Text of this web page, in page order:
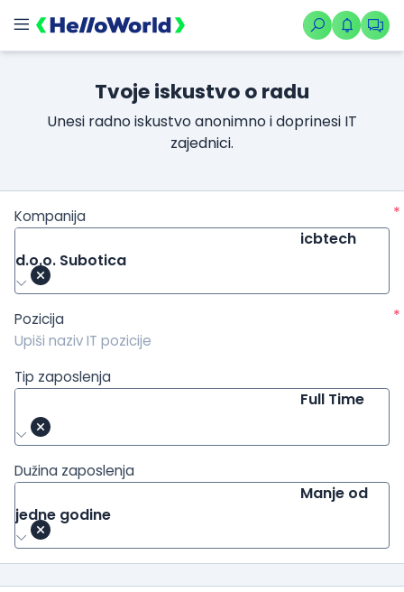
Tvoje iskustvo o radu
Unesi radno iskustvo anonimno i doprinesi IT
zajednici.
Kompanija
*
icbtech
d.o.o. Subotica
Pozicija *
Tip zaposlenja
Full Time
Dužina zaposlenja
Manje od
jedne godine
/kompanije/iskustvo/